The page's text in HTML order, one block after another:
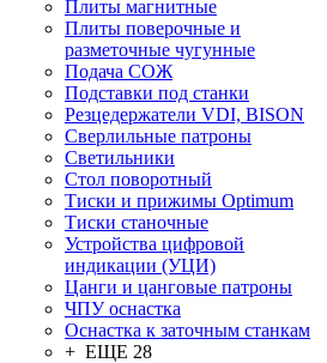
Плиты магнитные
Плиты поверочные и
разметочные чугунные
Подача СОЖ
Подставки под станки
Резцедержатели VDI, BISON
Сверлильные патроны
Светильники
Стол поворотный
Тиски и прижимы Optimum
Тиски станочные
Устройства цифровой
индикации (УЦИ)
Цанги и цанговые патроны
ЧПУ оснастка
Оснастка к заточным станкам
+ ЕЩЕ 28